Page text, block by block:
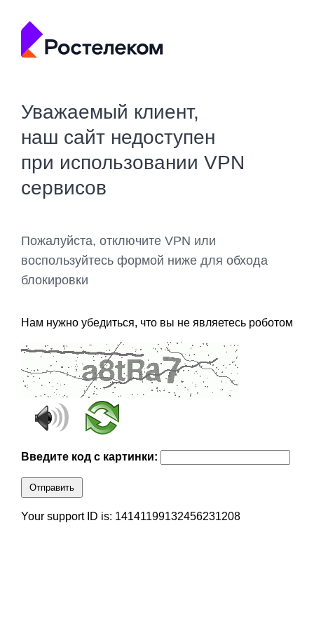
Уважаемый клиент,
наш сайт недоступен
при использовании VPN
сервисов
Пожалуйста, отключите VPN или
воспользуйтесь формой ниже для обхода
блокировки
Нам нужно убедиться, что вы не являетесь роботом
Введите код с картинки:
Отправить
Your support ID is: 14141199132456231208